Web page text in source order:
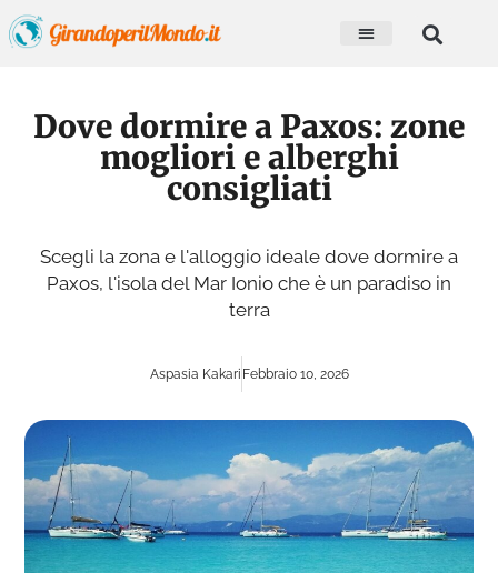
Dove dormire a Paxos: zone
mogliori e alberghi
consigliati
Scegli la zona e l'alloggio ideale dove dormire a
Paxos, l'isola del Mar Ionio che è un paradiso in
terra
Aspasia Kakari Febbraio 10, 2026